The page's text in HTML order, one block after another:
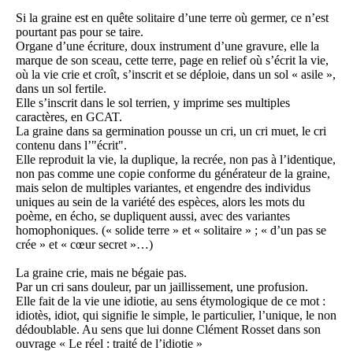
Si la graine est en quête solitaire d’une terre où germer, ce n’est
pourtant pas pour se taire.
Organe d’une écriture, doux instrument d’une gravure, elle la
marque de son sceau, cette terre, page en relief où s’écrit la vie,
où la vie crie et croît, s’inscrit et se déploie, dans un sol « asile »,
dans un sol fertile.
Elle s’inscrit dans le sol terrien, y imprime ses multiples
caractères, en GCAT.
La graine dans sa germination pousse un cri, un cri muet, le cri
contenu dans l’"écrit".
Elle reproduit la vie, la duplique, la recrée, non pas à l’identique,
non pas comme une copie conforme du générateur de la graine,
mais selon de multiples variantes, et engendre des individus
uniques au sein de la variété des espèces, alors les mots du
poème, en écho, se dupliquent aussi, avec des variantes
homophoniques. (« solide terre » et « solitaire » ; « d’un pas se
crée » et « cœur secret »…)
La graine crie, mais ne bégaie pas.
Par un cri sans douleur, par un jaillissement, une profusion.
Elle fait de la vie une idiotie, au sens étymologique de ce mot :
idiotès, idiot, qui signifie le simple, le particulier, l’unique, le non
dédoublable. Au sens que lui donne Clément Rosset dans son
ouvrage « Le réel : traité de l’idiotie »